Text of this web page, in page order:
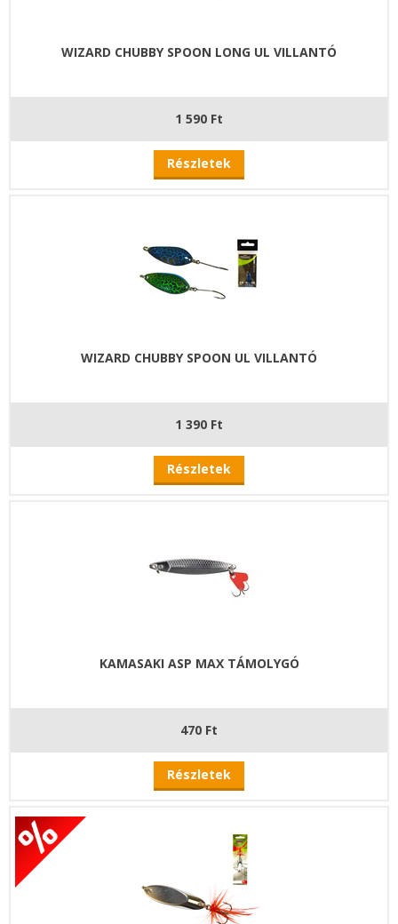
WIZARD CHUBBY SPOON LONG UL VILLANTÓ
1 590 Ft
Részletek
WIZARD CHUBBY SPOON UL VILLANTÓ
1 390 Ft
Részletek
KAMASAKI ASP MAX TÁMOLYGÓ
470 Ft
Részletek